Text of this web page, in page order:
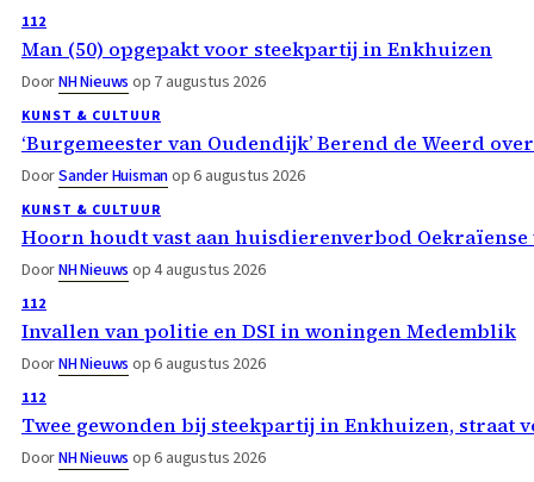
112
Man (50) opgepakt voor steekpartij in Enkhuizen
DoorNH Nieuws op 7 augustus 2026
KUNST & CULTUUR
‘Burgemeester van Oudendijk’ Berend de Weerd
DoorSander Huismanop 6 augustus 2026
KUNST & CULTUUR
Hoorn houdt vast aan huisdierenverbod
DoorNH Nieuws op 4 augustus 2026
112
Invallen van politie en DSI in woningen Medemblik
DoorNH Nieuws op 6 augustus 2026
112
Twee gewonden bij steekpartij in Enkhuizen, straat
DoorNH Nieuws op 6 augustus 2026